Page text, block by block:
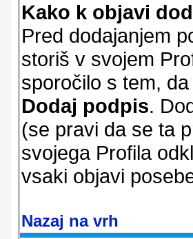
Kako k objavi
Pred dodajanjem
storiš v svojem
sporočilo s tem,
Dodaj podpis.
(se pravi da se ta
svojega Profila
vsaki objavi
Nazaj na vrh